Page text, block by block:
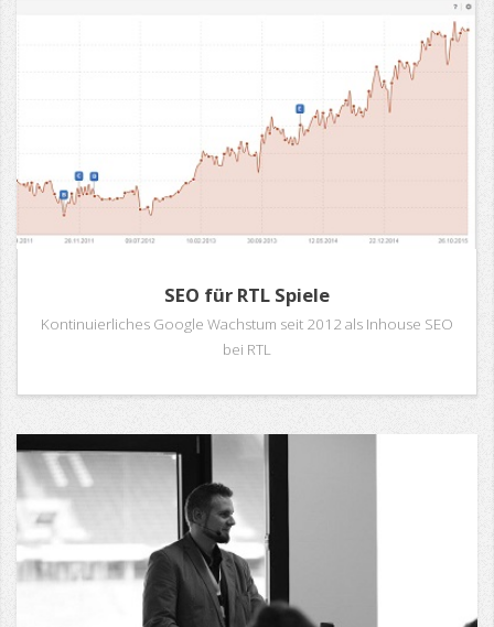
SEO für RTL Spiele
Kontinuierliches Google Wachstum seit 2012 als Inhouse SEO
bei RTL